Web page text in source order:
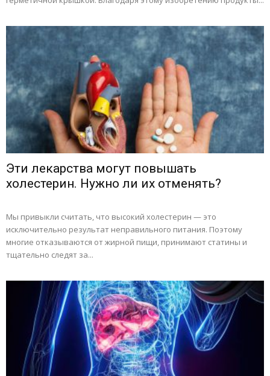
Эти лекарства могут повышать
холестерин. Нужно ли их отменять?
Мы привыкли считать, что высокий холестерин — это
исключительно результат неправильного питания. Поэтому
многие отказываются от жирной пищи, принимают статины и
тщательно следят за...